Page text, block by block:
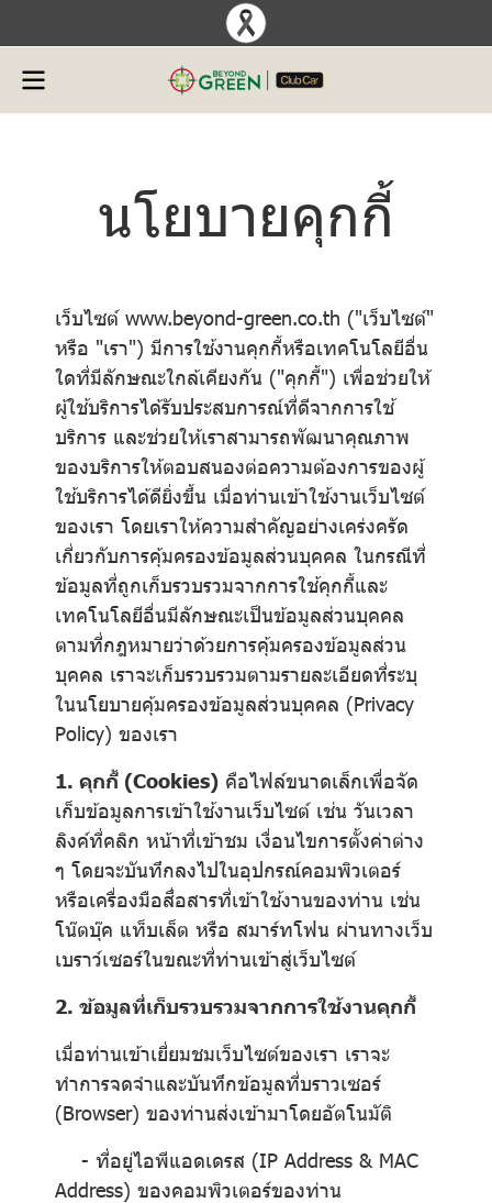
นโยบายคุกกี้
เว็บไซต์ www.beyond-green.co.th ("เว็บไซต์"
หรือ "เรา") มีการใช้งานคุกกี้หรือเทคโนโลยีอื่น
ใดที่มีลักษณะใกล้เคียงกัน ("คุกกี้") เพื่อช่วยให้
ผู้ใช้บริการได้รับประสบการณ์ที่ดีจากการใช้
บริการ และช่วยให้เราสามารถพัฒนาคุณภาพ
ของบริการให้ตอบสนองต่อความต้องการของผู้
ใช้บริการได้ดียิ่งขึ้น เมื่อท่านเข้าใช้งานเว็บไซต์
ของเรา โดยเราให้ความสำคัญอย่างเคร่งครัด
เกี่ยวกับการคุ้มครองข้อมูลส่วนบุคคล ในกรณีที่
ข้อมูลที่ถูกเก็บรวบรวมจากการใช้คุกกี้และ
เทคโนโลยีอื่นมีลักษณะเป็นข้อมูลส่วนบุคคล
ตามที่กฎหมายว่าด้วยการคุ้มครองข้อมูลส่วน
บุคคล เราจะเก็บรวบรวมตามรายละเอียดที่ระบุ
ในนโยบายคุ้มครองข้อมูลส่วนบุคคล (Privacy
Policy) ของเรา
1. คุกกี้ (Cookies) คือไฟล์ขนาดเล็กเพื่อจัด
เก็บข้อมูลการเข้าใช้งานเว็บไซต์ เช่น วันเวลา
ลิงค์ที่คลิก หน้าที่เข้าชม เงื่อนไขการตั้งค่าต่าง
ๆ โดยจะบันทึกลงไปในอุปกรณ์คอมพิวเตอร์
หรือเครื่องมือสื่อสารที่เข้าใช้งานของท่าน เช่น
โน๊ตบุ๊ค แท็บเล็ต หรือ สมาร์ทโฟน ผ่านทางเว็บ
เบราว์เซอร์ในขณะที่ท่านเข้าสู่เว็บไซต์
2. ข้อมูลที่เก็บรวบรวมจากการใช้งานคุกกี้
เมื่อท่านเข้าเยี่ยมชมเว็บไซต์ของเรา เราจะ
ทำการจดจำและบันทึกข้อมูลที่บราวเซอร์
(Browser) ของท่านส่งเข้ามาโดยอัตโนมัติ
- ที่อยู่ไอพีแอดเดรส (IP Address & MAC
Address) ของคอมพิวเตอร์ของท่าน